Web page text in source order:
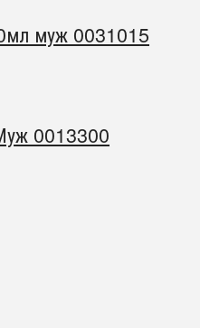
муж 0031015
0013300